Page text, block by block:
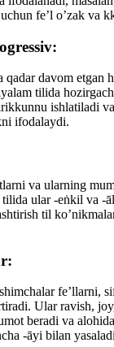
fe’l o’zak va
qadar davom etgan
tilida
ishlatiladi
ifodalaydi.
va ularning
ular -eṅkil va -
til
fe’llarni,
Ular ravish,
beradi va
-āyi bilan